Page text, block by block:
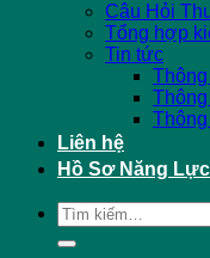
Câu Hỏi
Tổng hợp
Tin tức
Liên hệ
Hồ Sơ Năng Lực
Tìm
kiếm: